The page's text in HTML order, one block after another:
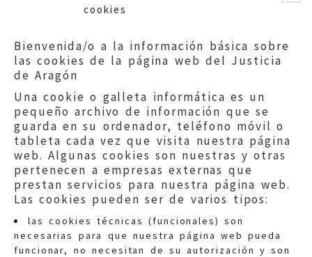
cookies
Bienvenida/o a la información básica sobre
las cookies de la página web del Justicia
de Aragón
Una cookie o galleta informática es un
pequeño archivo de información que se
guarda en su ordenador, teléfono móvil o
tableta cada vez que visita nuestra página
web. Algunas cookies son nuestras y otras
pertenecen a empresas externas que
prestan servicios para nuestra página web.
Las cookies pueden ser de varios tipos:
las cookies técnicas (funcionales) son
necesarias para que nuestra página web pueda
funcionar, no necesitan de su autorización y son